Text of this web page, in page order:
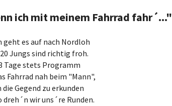
ich mit meinem Fahrrad fahr´..."
geht es auf nach Nordloh
Jungs sind richtig froh.
Tage stets Programm
Fahrrad nah beim "Mann",
die Gegend zu erkunden
dreh´n wir uns´re Runden.